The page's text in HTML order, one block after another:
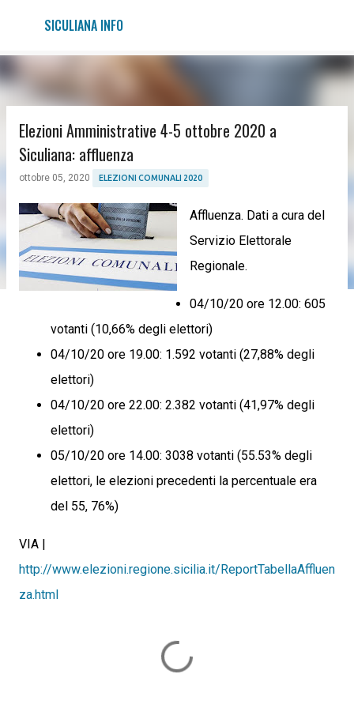
Passa ai contenuti principali
SICULIANA INFO
Elezioni Amministrative 4-5 ottobre 2020 a
Siculiana: affluenza
ottobre 05, 2020 ELEZIONI COMUNALI 2020
Affluenza. Dati a cura del
Servizio Elettorale
Regionale.
04/10/20 ore 12.00: 605
votanti (10,66% degli elettori)
04/10/20 ore 19.00: 1.592 votanti (27,88% degli
elettori)
04/10/20 ore 22.00: 2.382 votanti (41,97% degli
elettori)
05/10/20 ore 14.00: 3038 votanti (55.53% degli
elettori, le elezioni precedenti la percentuale era
del 55, 76%)
VIA |
http://www.elezioni.regione.sicilia.it/ReportTabellaAffluen
za.html